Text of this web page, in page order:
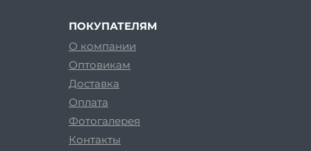
ПОКУПАТЕЛЯМ
О компании
Оптовикам
Доставка
Оплата
Фотогалерея
Контакты